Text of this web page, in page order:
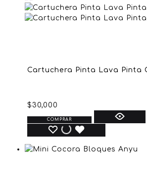
Cartuchera Pinta Lava Pinta
$ 30,000
COMPRAR